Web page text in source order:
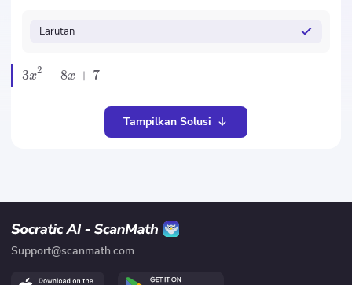
Larutan
3x2 − 8x + 7
Tampilkan Solusi
Support@scanmath.com